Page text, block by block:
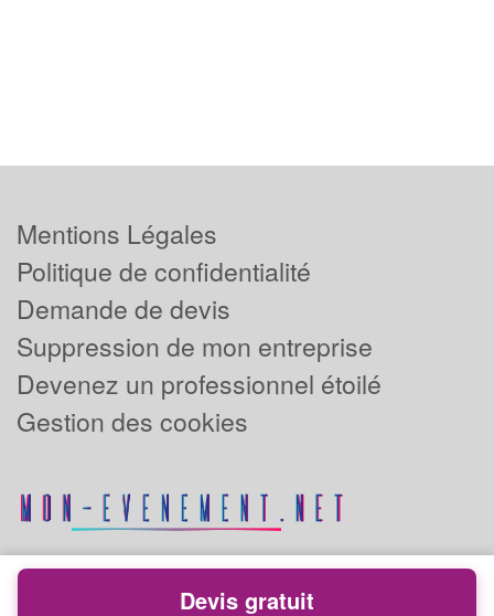
Mentions Légales
Politique de confidentialité
Demande de devis
Suppression de mon entreprise
Devenez un professionnel étoilé
Gestion des cookies
Devis gratuit